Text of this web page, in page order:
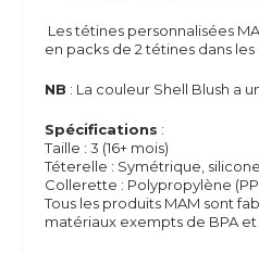
Les tétines personnalisées
en packs de 2 tétines dans les
NB : La couleur Shell Blush a
Spécifications :
Taille : 3 (16+ mois)
Téterelle : Symétrique,
Collerette : Polypropylène
Tous les produits MAM sont
matériaux exempts de BPA et